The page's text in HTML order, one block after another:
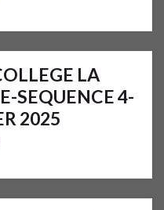
LA
SEQUENCE 4-
2025